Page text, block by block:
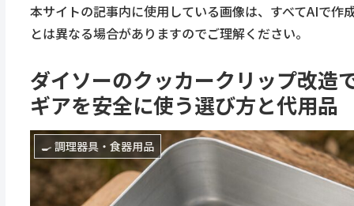
本サイトの記事内に使用している画像は、すべてAIで
とは異なる場合がありますのでご理解ください。
ダイソーのクッカークリップ改造
ギアを安全に使う選び方と代用品
🍳 調理器具・食器用品